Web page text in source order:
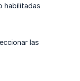
habilitadas
las